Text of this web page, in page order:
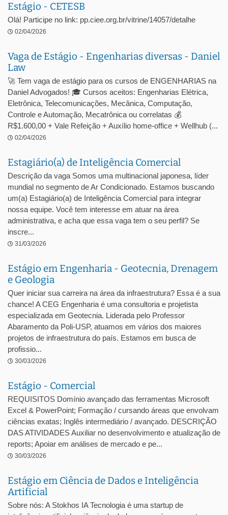
Estágio - CETESB
Olá! Participe no link: pp.ciee.org.br/vitrine/14057/detalhe
02/04/2026
Vaga de Estágio - Engenharias diversas - Daniel
Law
🚀 Tem vaga de estágio para os cursos de ENGENHARIAS na
Daniel Advogados! 🎓 Cursos aceitos: Engenharias Elétrica,
Eletrônica, Telecomunicações, Mecânica, Computação,
Controle e Automação, Mecatrônica ou correlatas 💰
R$1.600,00 + Vale Refeição + Auxílio home-office + Wellhub (...
02/04/2026
Estagiário(a) de Inteligência Comercial
Descrição da vaga Somos uma multinacional japonesa, líder
mundial no segmento de Ar Condicionado. Estamos buscando
um(a) Estagiário(a) de Inteligência Comercial para integrar
nossa equipe. Você tem interesse em atuar na área
administrativa, e acha que essa vaga tem o seu perfil? Se
inscre...
31/03/2026
Estágio em Engenharia - Geotecnia, Drenagem
e Geologia
Quer iniciar sua carreira na área da infraestrutura? Essa é a sua
chance! A CEG Engenharia é uma consultoria e projetista
especializada em Geotecnia. Liderada pelo Professor
Abaramento da Poli-USP, atuamos em vários dos maiores
projetos de infraestrutura do país. Estamos em busca de
profissio...
30/03/2026
Estágio - Comercial
REQUISITOS Domínio avançado das ferramentas Microsoft
Excel & PowerPoint; Formação / cursando áreas que envolvam
ciências exatas; Inglês intermediário / avançado. DESCRIÇÃO
DAS ATIVIDADES Auxiliar no desenvolvimento e atualização de
reports; Apoiar em análises de mercado e pe...
30/03/2026
Estágio em Ciência de Dados e Inteligência
Artificial
Sobre nós: A Stokhos IA Tecnologia é uma startup de